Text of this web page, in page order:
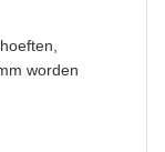
worden